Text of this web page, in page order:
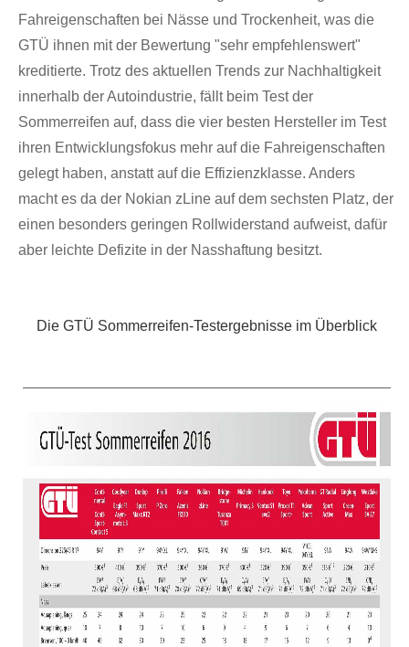
Fahreigenschaften bei Nässe und Trockenheit, was die
GTÜ ihnen mit der Bewertung "sehr empfehlenswert"
kreditierte. Trotz des aktuellen Trends zur Nachhaltigkeit
innerhalb der Autoindustrie, fällt beim Test der
Sommerreifen auf, dass die vier besten Hersteller im Test
ihren Entwicklungsfokus mehr auf die Fahreigenschaften
gelegt haben, anstatt auf die Effizienzklasse. Anders
macht es da der Nokian zLine auf dem sechsten Platz, der
einen besonders geringen Rollwiderstand aufweist, dafür
aber leichte Defizite in der Nasshaftung besitzt.
Die GTÜ Sommerreifen-Testergebnisse im Überblick